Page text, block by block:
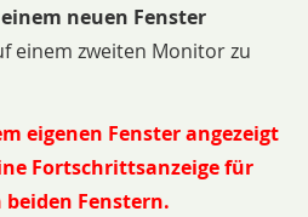
neuen Fenster
einem zweiten Monitor zu
eigenen Fenster angezeigt
Fortschrittsanzeige für
Fenstern.